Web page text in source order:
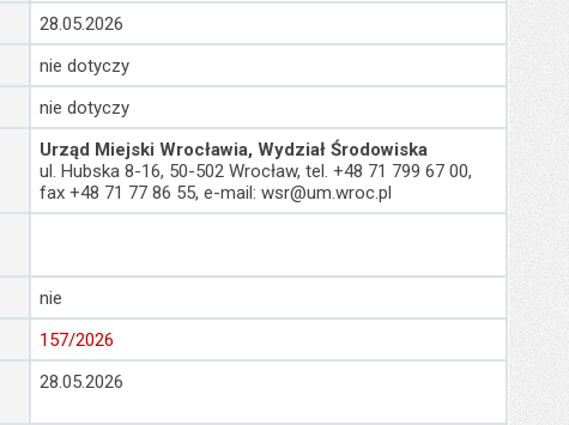
28.05.2026
nie dotyczy
nie dotyczy
Urząd Miejski Wrocławia, Wydział Środowiska
ul. Hubska 8-16, 50-502 Wrocław, tel. +48 71 799 67 00,
fax +48 71 77 86 55, e-mail: wsr@um.wroc.pl
nie
157/2026
28.05.2026